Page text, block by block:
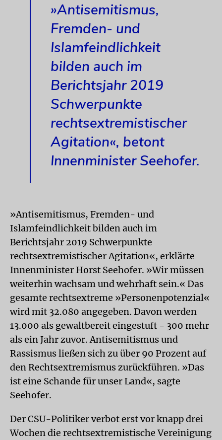
»Antisemitismus,
Fremden- und
Islamfeindlichkeit
bilden auch im
Berichtsjahr 2019
Schwerpunkte
rechtsextremistischer
Agitation«, betont
Innenminister Seehofer.
»Antisemitismus, Fremden- und
Islamfeindlichkeit bilden auch im
Berichtsjahr 2019 Schwerpunkte
rechtsextremistischer Agitation«, erklärte
Innenminister Horst Seehofer. »Wir müssen
weiterhin wachsam und wehrhaft sein.« Das
gesamte rechtsextreme »Personenpotenzial«
wird mit 32.080 angegeben. Davon werden
13.000 als gewaltbereit eingestuft - 300 mehr
als ein Jahr zuvor. Antisemitismus und
Rassismus ließen sich zu über 90 Prozent auf
den Rechtsextremismus zurückführen. »Das
ist eine Schande für unser Land«, sagte
Seehofer.
Der CSU-Politiker verbot erst vor knapp drei
Wochen die rechtsextremistische Vereinigung